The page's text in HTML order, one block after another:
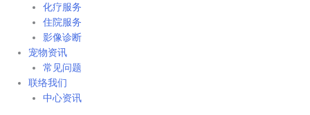
化疗服务
住院服务
影像诊断
宠物资讯
常见问题
联络我们
中心资讯